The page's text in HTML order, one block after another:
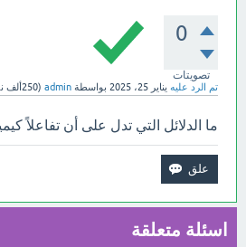
0
تصويتات
تم الرد عليه يناير 25، 2025 بواسطة admin
(250ألف
ما الدلائل التي تدل على أن تفاعلاً
اسئلة متعلقة